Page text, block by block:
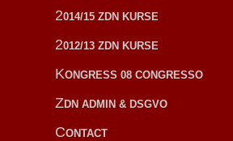
2014/15 ZDN KURSE
2012/13 ZDN KURSE
KONGRESS 08 CONGRESSO
ZDN ADMIN & DSGVO
CONTACT